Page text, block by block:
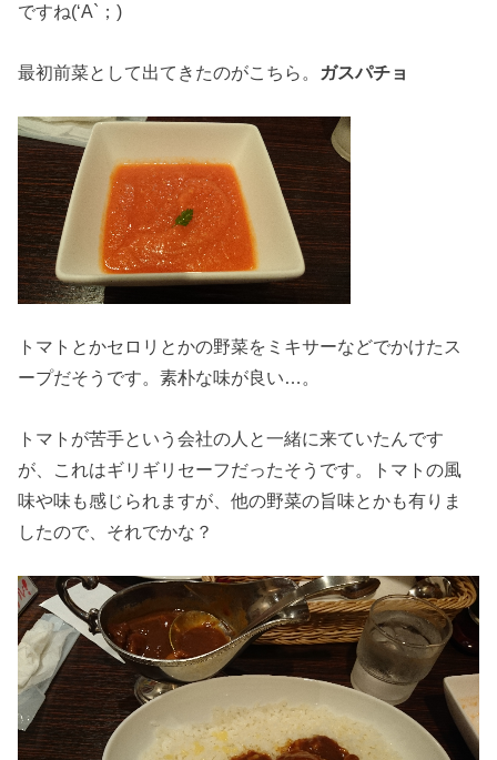
ですね(‘A`；)
最初前菜として出てきたのがこちら。 ガスパチョ
トマトとかセロリとかの野菜をミキサーなどでかけたス
ープだそうです。素朴な味が良い…。
トマトが苦手という会社の人と一緒に来ていたんです
が、これはギリギリセーフだったそうです。トマトの風
味や味も感じられますが、他の野菜の旨味とかも有りま
したので、それでかな？